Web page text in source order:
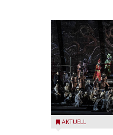
Turandot in der
AKTUELL